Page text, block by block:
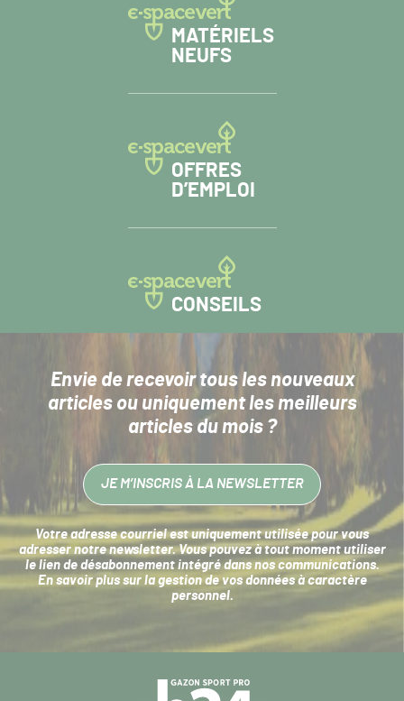
MATÉRIELS
NEUFS
OFFRES
D’EMPLOI
CONSEILS
Envie de recevoir tous les nouveaux
articlesou uniquement les meilleurs
articles du mois ?
JE M’INSCRIS À LA NEWSLETTER
Votre adresse courriel est uniquement utilisée pour vous
adresser notre newsletter. Vous pouvez à tout moment utiliser
le lien de désabonnement intégré dans nos communications.
En savoir plus sur la gestion de vos données à caractère
personnel.